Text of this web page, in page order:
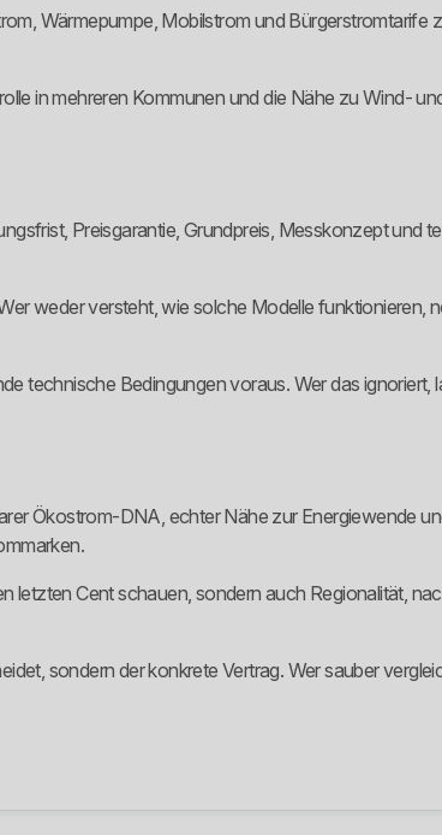
Wärmepumpe, Mobilstrom und Bürgerstromtarife
in mehreren Kommunen und die Nähe zu Wind-
Preisgarantie, Grundpreis, Messkonzept und
weder versteht, wie solche Modelle funktionieren,
technische Bedingungen voraus. Wer das ignoriert,
Ökostrom-DNA, echter Nähe zur Energiewende
letzten Cent schauen, sondern auch Regionalität,
sondern der konkrete Vertrag. Wer sauber